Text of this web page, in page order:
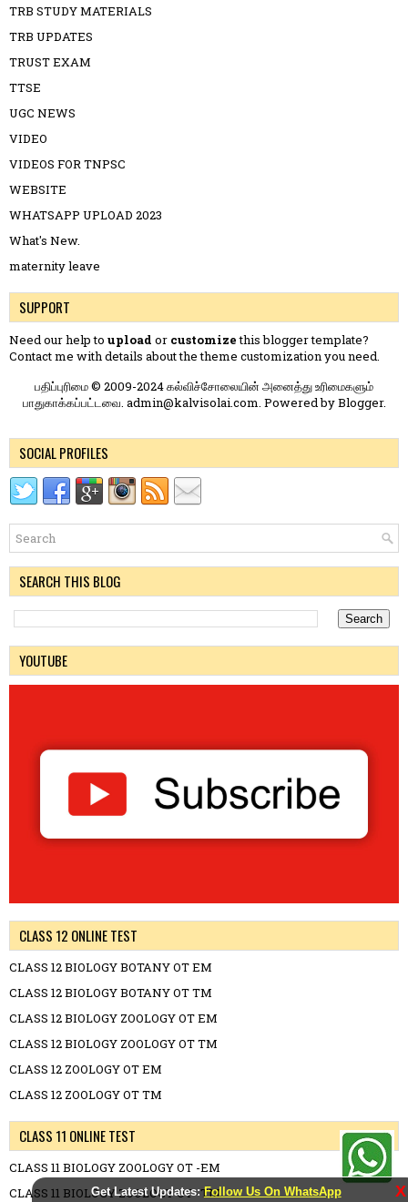
Get Latest Updates:Follow Us On WhatsApp X
TRB STUDY MATERIALS
TRB UPDATES
TRUST EXAM
TTSE
UGC NEWS
VIDEO
VIDEOS FOR TNPSC
WEBSITE
WHATSAPP UPLOAD 2023
What's New.
maternity leave
SUPPORT
Need our help to upload or customizethis blogger template?
Contact me with details about the theme customization you need.
பதிப்புரிமை © 2009-2024 கல்விச்சோலையின் அனைத்து உரிமைகளும்
பாதுகாக்கப்பட்டவை. admin@kalvisolai.com. Powered byBlogger.
SOCIAL PROFILES
SEARCH THIS BLOG
YOUTUBE
CLASS 12 ONLINE TEST
CLASS 12 BIOLOGY BOTANY OT EM
CLASS 12 BIOLOGY BOTANY OT TM
CLASS 12 BIOLOGY ZOOLOGY OT EM
CLASS 12 BIOLOGY ZOOLOGY OT TM
CLASS 12 ZOOLOGY OT EM
CLASS 12 ZOOLOGY OT TM
CLASS 11 ONLINE TEST
CLASS 11 BIOLOGY ZOOLOGY OT -EM
CLASS 11 BIOLOGY ZOOLOGY OT -TM